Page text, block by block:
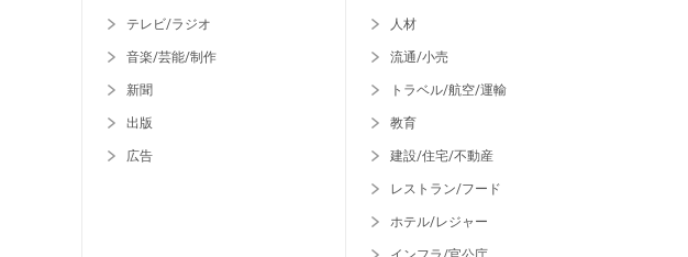
テレビ/ラジオ
音楽/芸能/制作
新聞
出版
広告
人材
流通/小売
トラベル/航空/運輸
教育
建設/住宅/不動産
レストラン/フード
ホテル/レジャー